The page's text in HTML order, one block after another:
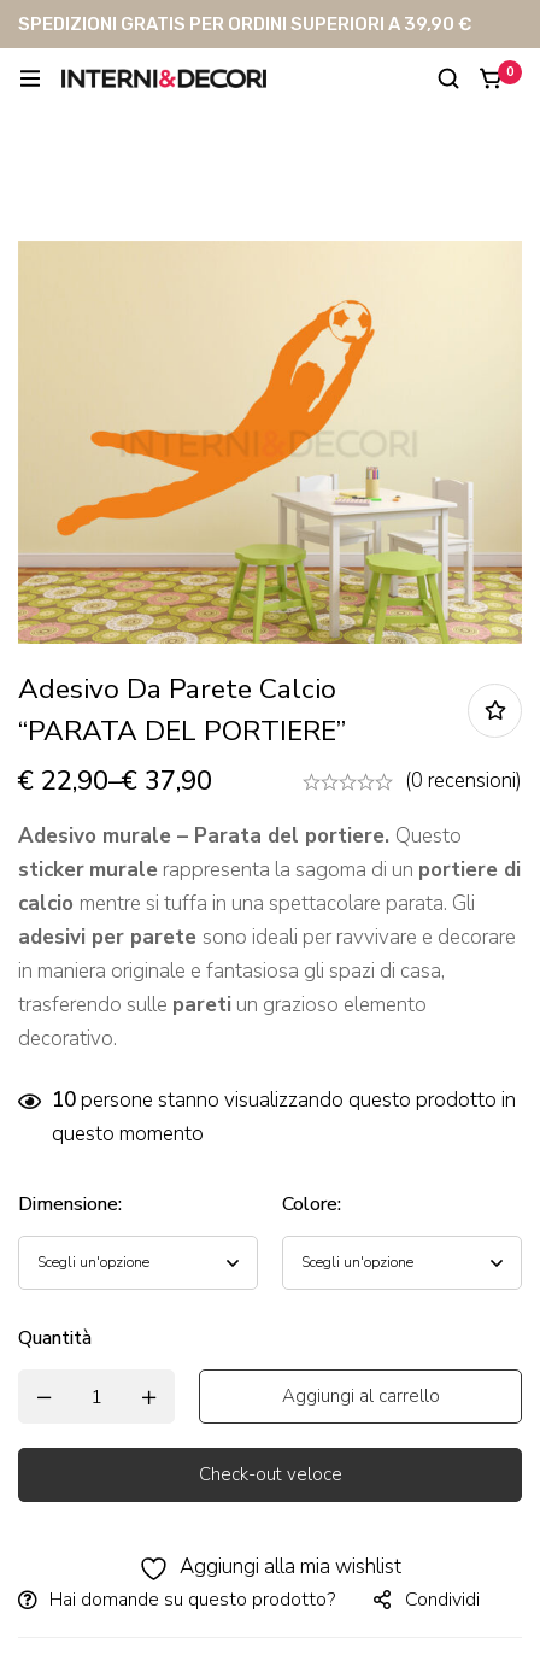
SPEDIZIONI GRATIS PER ORDINI SUPERIORI A 39,90 €
0
Adesivo Da Parete Calcio
“PARATA DEL PORTIERE”
€ 22,90–€ 37,90
(0 recensioni)
Adesivo murale – Parata del portiere. Questo
sticker murale rappresenta la sagoma di un portiere di
calcio mentre si tuffa in una spettacolare parata. Gli
adesivi per parete sono ideali per ravvivare e decorare
in maniera originale e fantasiosa gli spazi di casa,
trasferendo sulle pareti un grazioso elemento
decorativo.
10persone stanno visualizzando questo prodotto in
questo momento
Dimensione: Colore:
Quantità
Aggiungi al carrello
Check-out veloce
Aggiungi alla mia wishlist
Hai domande su questo prodotto? Condividi